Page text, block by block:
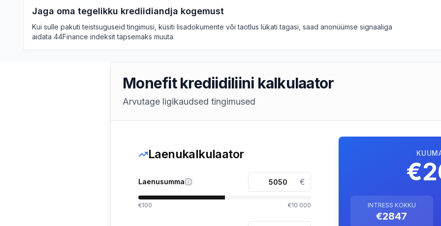
Jaga oma tegelikku krediidiandja kogemust
Kui sulle pakuti teistsuguseid tingimusi, küsiti lisadokumente või taotlus lükati tagasi, saad anonüümse signaaliga
aidata 44Finance indeksit täpsemaks muuta.
Monefit krediidiliini kalkulaator
Arvutage ligikaudsed tingimused
Laenukalkulaator
Laenusumma €
€100 €10 000 INTRESS KOKKU
€2847